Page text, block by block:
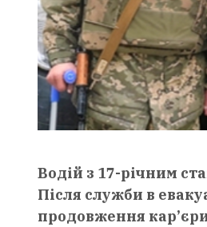
Водій з 17-річним
Після служби в
продовження